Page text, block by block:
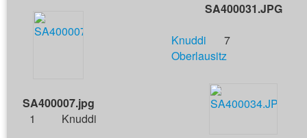
SA400007.jpg
1
Knuddi
SA400031.JPG
Knuddi
7
Oberlausitz